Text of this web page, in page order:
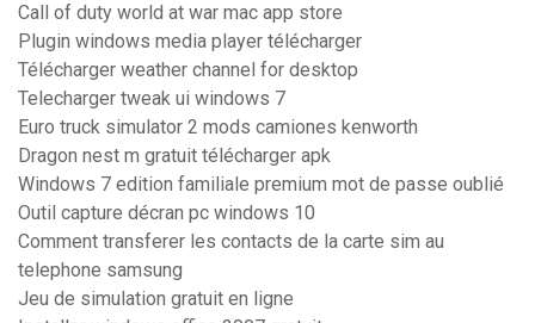
Call of duty world at war mac app store
Plugin windows media player télécharger
Télécharger weather channel for desktop
Telecharger tweak ui windows 7
Euro truck simulator 2 mods camiones kenworth
Dragon nest m gratuit télécharger apk
Windows 7 edition familiale premium mot de passe oublié
Outil capture décran pc windows 10
Comment transferer les contacts de la carte sim au
telephone samsung
Jeu de simulation gratuit en ligne